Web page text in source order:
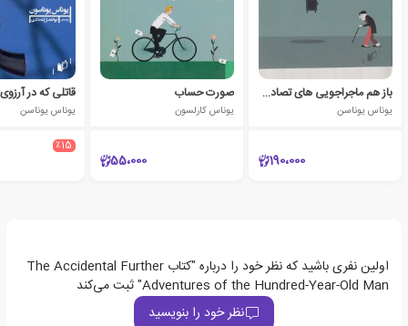
باز هم ماجراجویی های تصادفی پیرمرد صدساله
یوناس یوناسن
190،000
صورت حساب
یوناس کارلسون
55،000
یوناس یوناسن
٪15
اولین نفری باشید که نظر خود را درباره "کتاب The Accidental Further
Adventures of the Hundred-Year-Old Man" ثبت می‌کند
نظر خود را بنویسید